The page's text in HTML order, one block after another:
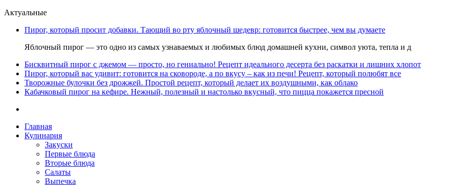
Актуальные
Пирог, который просит добавки. Тающий во рту яблочный шедевр: готовится быстрее, чем вы думаете
Яблочный пирог — это одно из самых узнаваемых и любимых блюд домашней кухни, символ уюта, тепла и д
Бисквитный пирог с джемом — просто, но гениально! Рецепт идеального десерта без раскатки и лишних хлопот
Пирог, который вас удивит: готовится на сковороде, а по вкусу – как из печи! Рецепт, который полюбят все
Творожные булочки без дрожжей. Простой рецепт, который делает их воздушными, как облако
Кабачковый пирог на кефире. Нежный, полезный и настолько вкусный, что пицца покажется пресной
Главная
Кулинария
Закуски
Первые блюда
Вторые блюда
Салаты
Выпечка